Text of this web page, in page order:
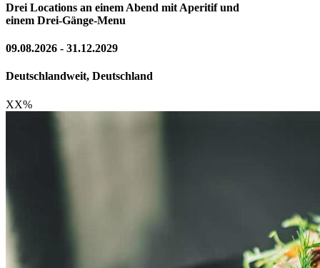
Drei Locations an einem Abend mit Aperitif und
einem Drei-Gänge-Menu
09.08.2026 - 31.12.2029
Deutschlandweit, Deutschland
XX%